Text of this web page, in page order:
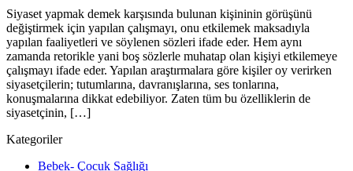
Siyaset yapmak demek karşısında bulunan kişininin görüşünü
değiştirmek için yapılan çalışmayı, onu etkilemek maksadıyla
yapılan faaliyetleri ve söylenen sözleri ifade eder. Hem aynı
zamanda retorikle yani boş sözlerle muhatap olan kişiyi etkilemeye
çalışmayı ifade eder. Yapılan araştırmalara göre kişiler oy verirken
siyasetçilerin; tutumlarına, davranışlarına, ses tonlarına,
konuşmalarına dikkat edebiliyor. Zaten tüm bu özelliklerin de
siyasetçinin, […]
Kategoriler
Bebek- Çocuk Sağlığı